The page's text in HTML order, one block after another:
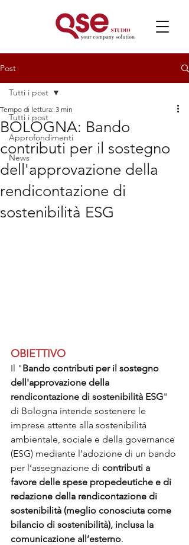
Post
Tutti i post
Approfondimenti
News
Tutti i post
BOLOGNA: Bando
contributi per il sostegno
dell'approvazione della
rendicontazione di
sostenibilità ESG
Tempo di lettura: 3 min
OBIETTIVO
Il "Bando contributi per il sostegno
dell'approvazione della
rendicontazione di sostenibilità ESG"
di Bologna intende sostenere le
imprese attente alla sostenibilità
ambientale, sociale e della governance
(ESG) mediante l’adozione di un bando
per l’assegnazione di contributi a
favore delle spese propedeutiche e di
redazione della rendicontazione di
sostenibilità (meglio conosciuta come
bilancio di sostenibilità), inclusa la
comunicazione all’esterno.